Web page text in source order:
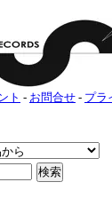
ト - お問合せ - プラ